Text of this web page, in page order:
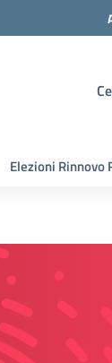
Elezioni Rinnovo